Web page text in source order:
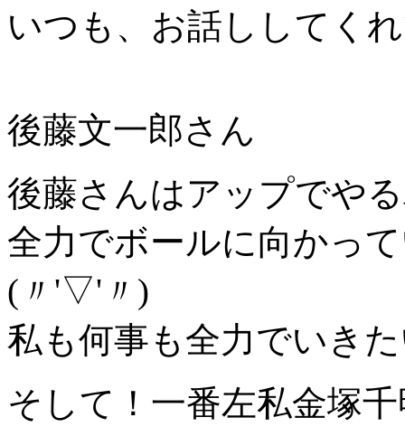
いつも、お話ししてく
後藤文一郎さん
後藤さんはアップでや
全力でボールに向かっ
(〃'▽'〃)
私も何事も全力でいき
そして！一番左私金塚